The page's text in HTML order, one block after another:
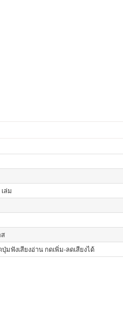
ล่ม
ปุ่มฟังเสียงอ่าน กดเพิ่ม-ลดเสียงได้